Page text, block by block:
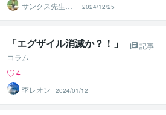
サンクス先生の
ファッションビ
ジネスの授業
2024/12/25
「エグザイル消滅か？！」
記事
コラム
4
李レオン
2024/01/12